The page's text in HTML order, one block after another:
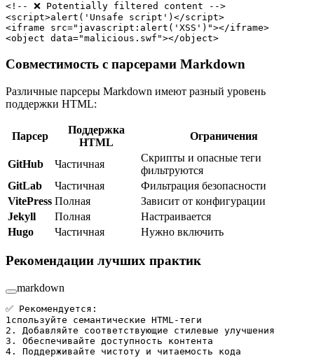
<!-- ❌ Potentially filtered content -->
<script>alert ( 'Unsafe script' )</script>
<iframe src="javascript:alert('XSS')"></iframe>
<object data="malicious.swf"></object>
Совместимость с парсерами Markdown
Различные парсеры Markdown имеют разный уровень
поддержки HTML:
Парсер
Поддержка
HTML
Ограничения
GitHub Частичная
Скрипты и опасные теги
фильтруются
GitLab
Частичная
Фильтрация безопасности
VitePress Полная
Зависит от конфигурации
Jekyll
Полная
Настраивается
Hugo
Частичная Нужно включить
Рекомендации лучших практик
markdown
✅ Рекомендуется:
1спользуйте семантические HTML-теги
2.
Добавляйте соответствующие стилевые улучшения
3.
Обеспечивайте доступность контента
4.
Поддерживайте чистоту и читаемость кода